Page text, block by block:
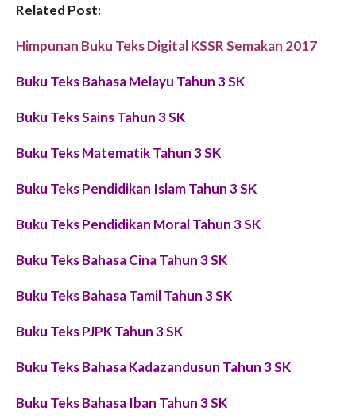
Related Post:
Himpunan Buku Teks Digital KSSR Semakan 2017
Buku Teks Bahasa Melayu Tahun 3 SK
Buku Teks Sains Tahun 3 SK
Buku Teks Matematik Tahun 3 SK
Buku Teks Pendidikan Islam Tahun 3 SK
Buku Teks Pendidikan Moral Tahun 3 SK
Buku Teks Bahasa Cina Tahun 3 SK
Buku Teks Bahasa Tamil Tahun 3 SK
Buku Teks PJPK Tahun 3 SK
Buku Teks Bahasa Kadazandusun Tahun 3 SK
Buku Teks Bahasa Iban Tahun 3 SK